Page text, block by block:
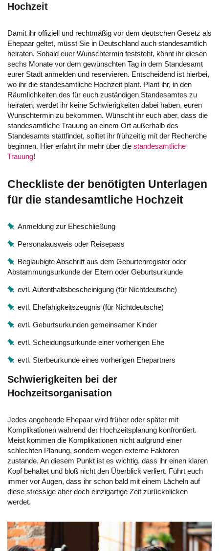
Hochzeit
Damit ihr offiziell und rechtmäßig vor dem deutschen Gesetz als
Ehepaar geltet, müsst Sie in Deutschland auch standesamtlich
heiraten. Sobald euer Wunschtermin feststeht, könnt ihr diesen
sechs Monate vor dem gewünschten Tag in dem Standesamt
eurer Stadt anmelden und reservieren. Entscheidend ist hierbei,
wo ihr die standesamtliche Hochzeit plant. Plant ihr, in den
Räumlichkeiten des für euch zuständigen Standesamtes zu
heiraten, werdet ihr keine Schwierigkeiten dabei haben, euren
Wunschtermin zu bekommen. Wünscht ihr euch aber, dass die
standesamtliche Trauung an einem Ort außerhalb des
Standesamts stattfindet, solltet ihr frühzeitig mit der Recherche
beginnen. Hier erfahrt ihr mehr über die standesamtliche
Trauung!
Checkliste der benötigten Unterlagen
für die standesamtliche Hochzeit
Anmeldung zur Eheschließung
Personalausweis oder Reisepass
Beglaubigte Abschrift aus dem Geburtenregister oder
Abstammungsurkunde der Eltern oder Geburtsurkunde
evtl. Aufenthaltsbescheinigung (für Nichtdeutsche)
evtl. Ehefähigkeitszeugnis (für Nichtdeutsche)
evtl. Geburtsurkunden gemeinsamer Kinder
evtl. Scheidungsurkunde einer vorherigen Ehe
evtl. Sterbeurkunde eines vorherigen Ehepartners
Schwierigkeiten bei der
Hochzeitsorganisation
Jedes angehende Ehepaar wird früher oder später mit
Komplikationen während der Hochzeitsplanung konfrontiert.
Meist kommen die Komplikationen nicht aufgrund einer
schlechten Planung, sondern wegen externe Faktoren
zustande. An diesem Punkt ist es wichtig, dass ihr einen klaren
Kopf behaltet und bloß nicht den Überblick verliert. Führt euch
immer vor Augen, dass ihr schon bald mit einem Lächeln auf
diese stressige aber doch einzigartige Zeit zurückblicken
werdet.